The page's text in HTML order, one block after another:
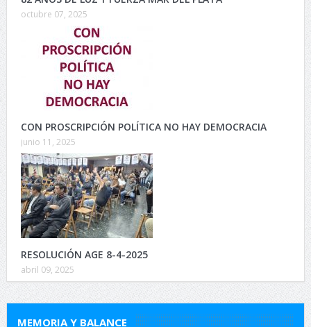
octubre 07, 2025
CON PROSCRIPCIÓN POLÍTICA NO HAY DEMOCRACIA
junio 11, 2025
RESOLUCIÓN AGE 8-4-2025
abril 09, 2025
MEMORIA Y BALANCE